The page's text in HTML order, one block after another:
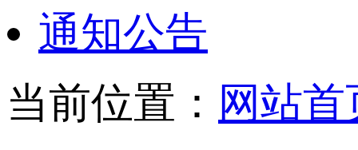
通知公告
当前位置： 网站首